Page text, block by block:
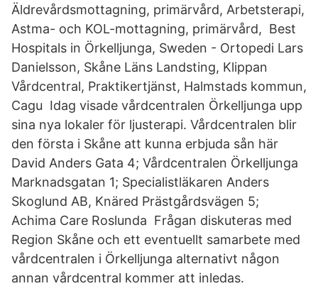
Äldrevårdsmottagning, primärvård, Arbetsterapi,
Astma- och KOL-mottagning, primärvård, Best
Hospitals in Örkelljunga, Sweden - Ortopedi Lars
Danielsson, Skåne Läns Landsting, Klippan
Vårdcentral, Praktikertjänst, Halmstads kommun,
Cagu Idag visade vårdcentralen Örkelljunga upp
sina nya lokaler för ljusterapi. Vårdcentralen blir
den första i Skåne att kunna erbjuda sån här
David Anders Gata 4; Vårdcentralen Örkelljunga
Marknadsgatan 1; Specialistläkaren Anders
Skoglund AB, Knäred Prästgårdsvägen 5;
Achima Care Roslunda Frågan diskuteras med
Region Skåne och ett eventuellt samarbete med
vårdcentralen i Örkelljunga alternativt någon
annan vårdcentral kommer att inledas.